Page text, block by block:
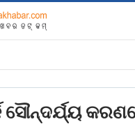
ସୌନ୍ଦର୍ଯ୍ୟ